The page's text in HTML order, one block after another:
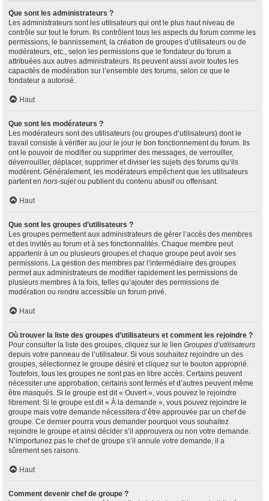
Que sont les administrateurs ?
Les administrateurs sont les utilisateurs qui ont le plus haut niveau de
contrôle sur tout le forum. Ils contrôlent tous les aspects du forum comme les
permissions, le bannissement, la création de groupes d’utilisateurs ou de
modérateurs, etc., selon les permissions que le fondateur du forum a
attribuées aux autres administrateurs. Ils peuvent aussi avoir toutes les
capacités de modération sur l’ensemble des forums, selon ce que le
fondateur a autorisé.
Haut
Que sont les modérateurs ?
Les modérateurs sont des utilisateurs (ou groupes d’utilisateurs) dont le
travail consiste à vérifier au jour le jour le bon fonctionnement du forum. Ils
ont le pouvoir de modifier ou supprimer des messages, de verrouiller,
déverrouiller, déplacer, supprimer et diviser les sujets des forums qu’ils
modèrent. Généralement, les modérateurs empêchent que les utilisateurs
partent en hors-sujetou publient du contenu abusif ou offensant.
Haut
Que sont les groupes d’utilisateurs ?
Les groupes permettent aux administrateurs de gérer l’accès des membres
et des invités au forum et à ses fonctionnalités. Chaque membre peut
appartenir à un ou plusieurs groupes et chaque groupe peut avoir ses
permissions. La gestion des membres par l’intermédiaire des groupes
permet aux administrateurs de modifier rapidement les permissions de
plusieurs membres à la fois, telles qu’ajouter des permissions de
modération ou rendre accessible un forum privé.
Haut
Où trouver la liste des groupes d’utilisateurs et comment les rejoindre ?
Pour consulter la liste des groupes, cliquez sur le lien Groupes d’utilisateurs
depuis votre panneau de l’utilisateur. Si vous souhaitez rejoindre un des
groupes, sélectionnez le groupe désiré et cliquez sur le bouton approprié.
Toutefois, tous les groupes ne sont pas en libre accès. Certains peuvent
nécessiter une approbation, certains sont fermés et d’autres peuvent même
être masqués. Si le groupe est dit « Ouvert », vous pouvez le rejoindre
librement. Si le groupe est dit « À la demande », vous pouvez rejoindre le
groupe mais votre demande nécessitera d’être approuvée par un chef de
groupe. Ce dernier pourra vous demander pourquoi vous souhaitez
rejoindre le groupe et ainsi décider s’il approuvera ou non votre demande.
N’importunez pas le chef de groupe s’il annule votre demande, il a
sûrement ses raisons.
Haut
Comment devenir chef de groupe ?